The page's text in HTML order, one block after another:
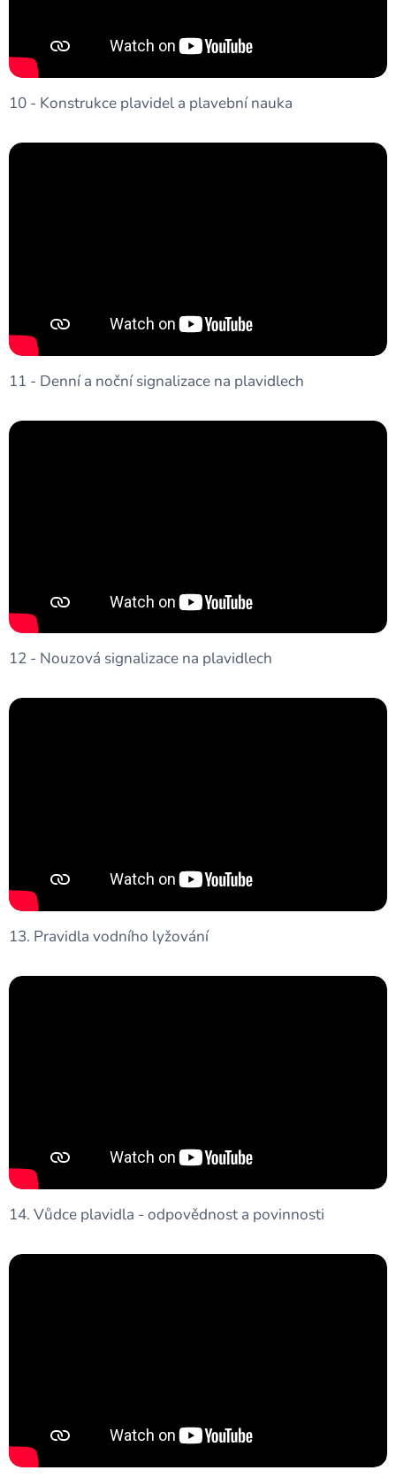
10 - Konstrukce plavidel a plavební nauka
11 - Denní a noční signalizace na plavidlech
12 - Nouzová signalizace na plavidlech
13. Pravidla vodního lyžování
14. Vůdce plavidla - odpovědnost a povinnosti